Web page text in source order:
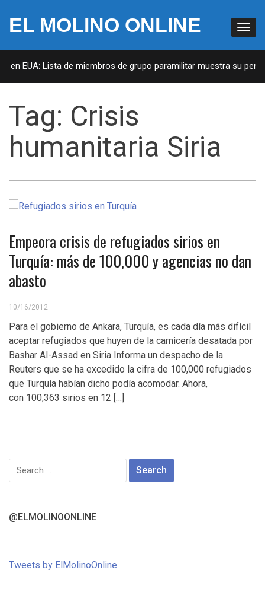
EL MOLINO ONLINE
EUA: Lista de miembros de grupo paramilitar muestra su
Tag: Crisis
humanitaria Siria
Empeora crisis de refugiados sirios en
Turquía: más de 100,000 y agencias no dan
abasto
10/16/2012
Para el gobierno de Ankara, Turquía, es cada día más difícil
aceptar refugiados que huyen de la carnicería desatada por
Bashar Al-Assad en Siria Informa un despacho de la
Reuters que se ha excedido la cifra de 100,000 refugiados
que Turquía habían dicho podía acomodar. Ahora,
con 100,363 sirios en 12 […]
Search
@ELMOLINOONLINE
Tweets by ElMolinoOnline